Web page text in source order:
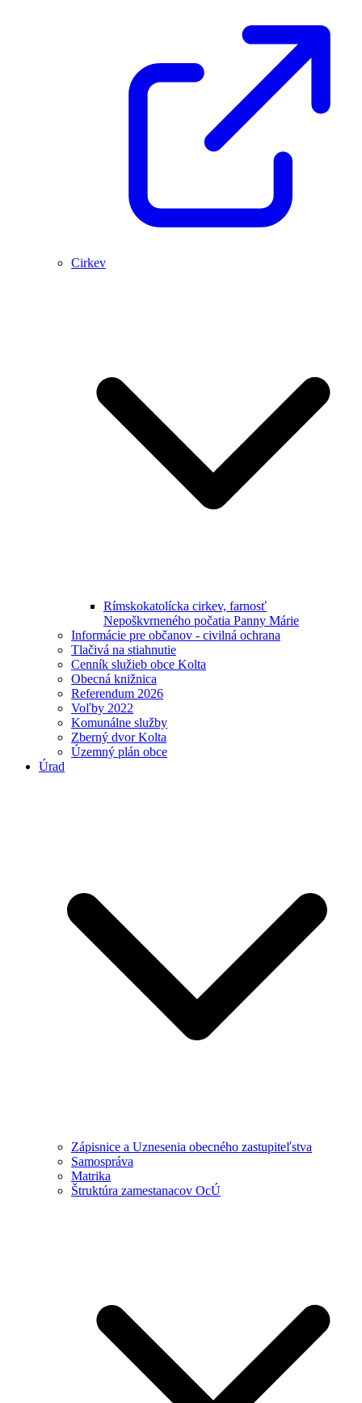
Cirkev
Rímskokatolícka cirkev, farnosť
Nepoškvrneného počatia Panny Márie
Informácie pre občanov - civilná ochrana
Tlačivá na stiahnutie
Cenník služieb obce Kolta
Obecná knižnica
Referendum 2026
Voľby 2022
Komunálne služby
Zberný dvor Kolta
Územný plán obce
Úrad
Zápisnice a Uznesenia obecného zastupiteľstva
Samospráva
Matrika
Štruktúra zamestanacov OcÚ